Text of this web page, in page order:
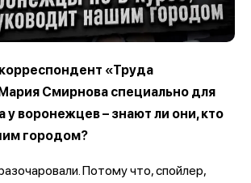
«Труда
Смирнова специально для
у воронежцев – знают ли они, кто
городом?
Потому что, спойлер,